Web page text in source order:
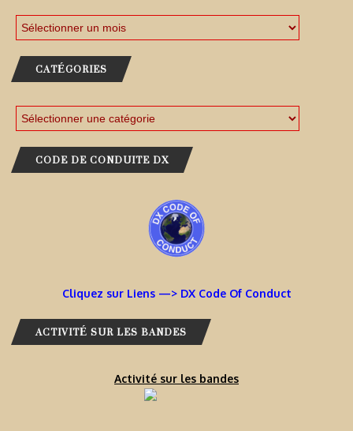
CATÉGORIES
CODE DE CONDUITE DX
Cliquez sur Liens —> DX Code Of Conduct
ACTIVITÉ SUR LES BANDES
Activité sur les bandes